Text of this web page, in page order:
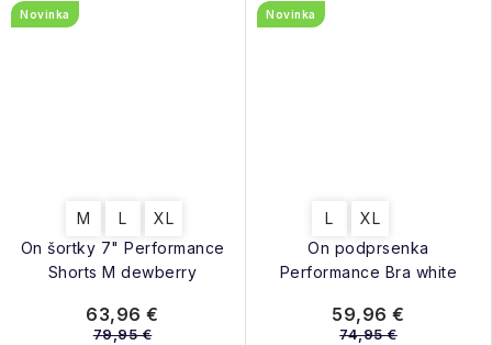
On šortky 7" Performance
Shorts M dewberry
Novinka
M L XL
63,96 €
79,95 €
On podprsenka
Performance Bra white
Novinka
L XL
59,96 €
74,95 €